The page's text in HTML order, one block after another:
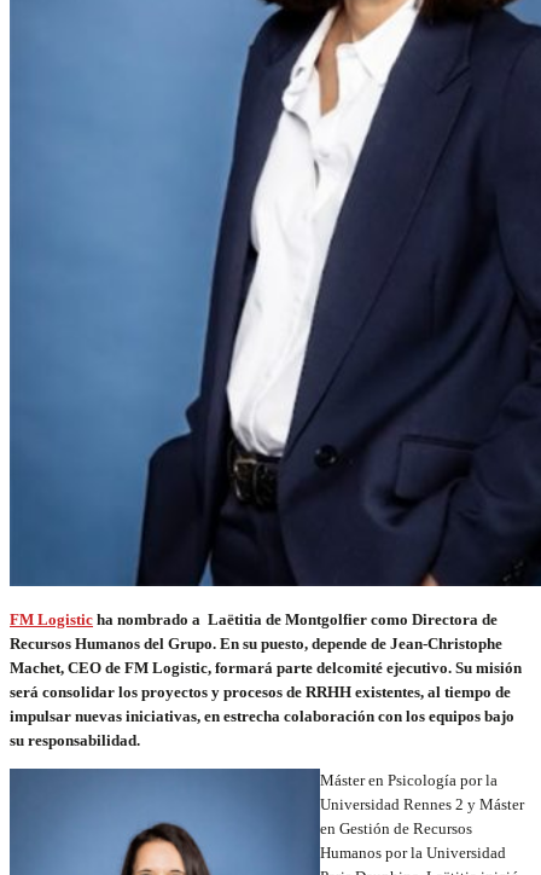
FM Logistic ha nombrado a Laëtitia de Montgolfier como Directora de
Recursos Humanos del Grupo. En su puesto, depende de Jean-Christophe
Machet, CEO de FM Logistic, formará parte delcomité ejecutivo. Su misión
será consolidar los proyectos y procesos de RRHH existentes, al tiempo de
impulsar nuevas iniciativas, en estrecha colaboración con los equipos bajo
su responsabilidad.
Máster en Psicología por la
Universidad Rennes 2 y Máster
en Gestión de Recursos
Humanos por la Universidad